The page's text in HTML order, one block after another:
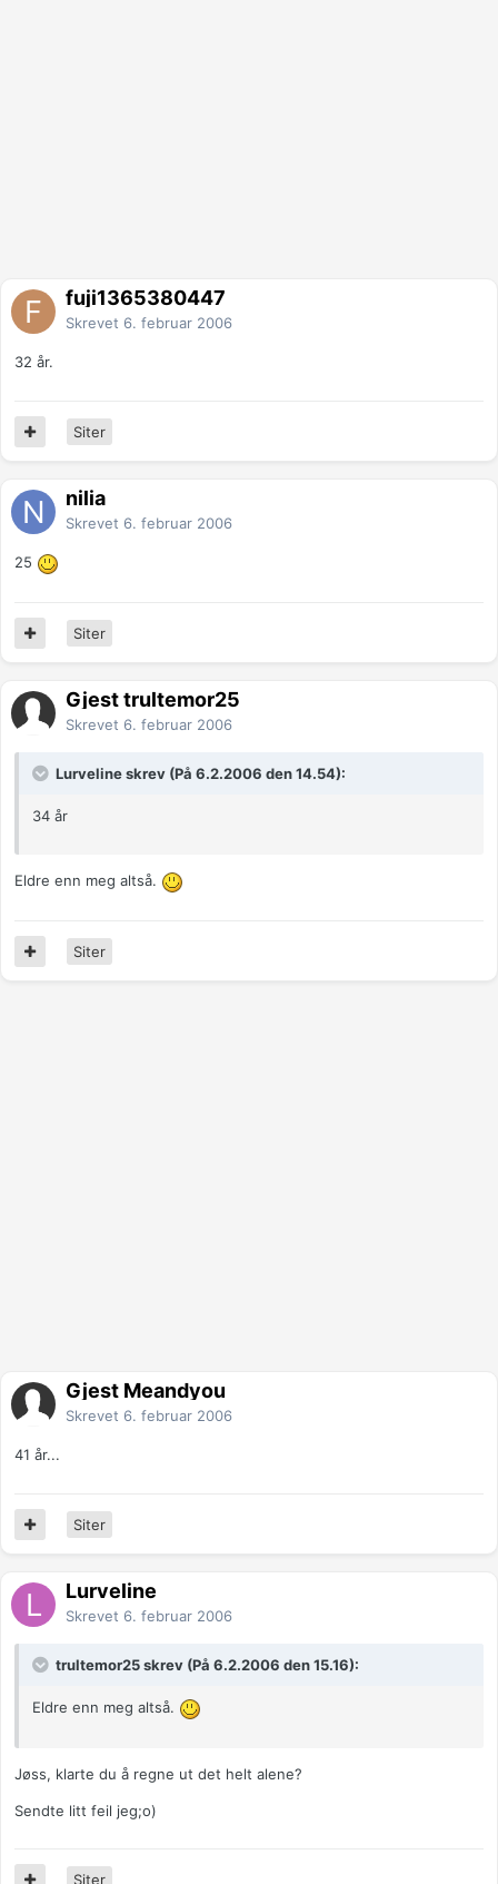
fuji1365380447
Skrevet 6. februar 2006
32 år.
Siter
nilia
Skrevet 6. februar 2006
25
Siter
Gjest trultemor25
Skrevet 6. februar 2006
Lurveline skrev (På 6.2.2006 den 14.54):
34 år
Eldre enn meg altså.
Siter
Gjest Meandyou
Skrevet 6. februar 2006
41 år...
Siter
Lurveline
Skrevet 6. februar 2006
trultemor25 skrev (På 6.2.2006 den 15.16):
Eldre enn meg altså.
Jøss, klarte du å regne ut det helt alene?
Sendte litt feil jeg;o)
Siter